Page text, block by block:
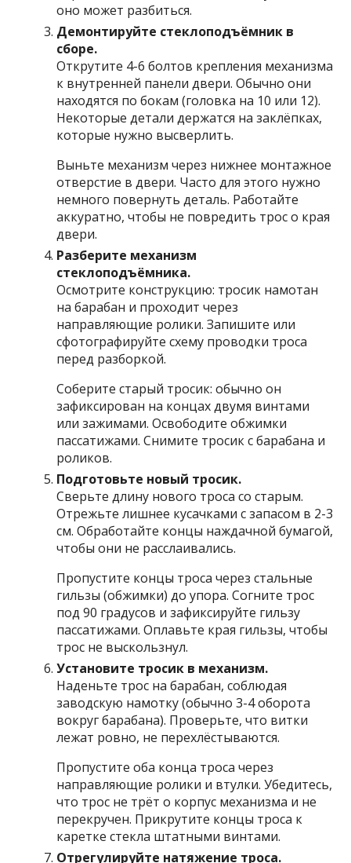
оно может разбиться.
Демонтируйте стеклоподъёмник в
сборе.
Открутите 4-6 болтов крепления механизма
к внутренней панели двери. Обычно они
находятся по бокам (головка на 10 или 12).
Некоторые детали держатся на заклёпках,
которые нужно высверлить.
Выньте механизм через нижнее монтажное
отверстие в двери. Часто для этого нужно
немного повернуть деталь. Работайте
аккуратно, чтобы не повредить трос о края
двери.
Разберите механизм
стеклоподъёмника.
Осмотрите конструкцию: тросик намотан
на барабан и проходит через
направляющие ролики. Запишите или
сфотографируйте схему проводки троса
перед разборкой.
Соберите старый тросик: обычно он
зафиксирован на концах двумя винтами
или зажимами. Освободите обжимки
пассатижами. Снимите тросик с барабана и
роликов.
Подготовьте новый тросик.
Сверьте длину нового троса со старым.
Отрежьте лишнее кусачками с запасом в 2-3
см. Обработайте концы наждачной бумагой,
чтобы они не расслаивались.
Пропустите концы троса через стальные
гильзы (обжимки) до упора. Согните трос
под 90 градусов и зафиксируйте гильзу
пассатижами. Оплавьте края гильзы, чтобы
трос не выскользнул.
Установите тросик в механизм.
Наденьте трос на барабан, соблюдая
заводскую намотку (обычно 3-4 оборота
вокруг барабана). Проверьте, что витки
лежат ровно, не перехлёстываются.
Пропустите оба конца троса через
направляющие ролики и втулки. Убедитесь,
что трос не трёт о корпус механизма и не
перекручен. Прикрутите концы троса к
каретке стекла штатными винтами.
Отрегулируйте натяжение троса.